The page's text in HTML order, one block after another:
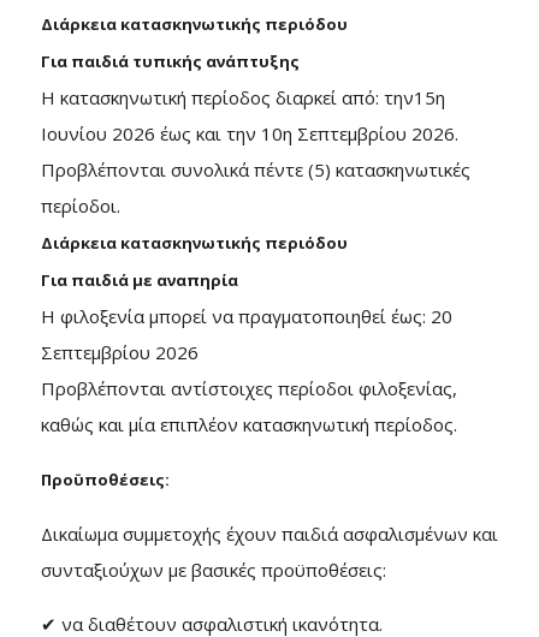
Διάρκεια κατασκηνωτικής περιόδου
Για παιδιά τυπικής ανάπτυξης
Η κατασκηνωτική περίοδος διαρκεί από: την15η
Ιουνίου 2026 έως και την 10η Σεπτεμβρίου 2026.
Προβλέπονται συνολικά πέντε (5) κατασκηνωτικές
περίοδοι.
Διάρκεια κατασκηνωτικής περιόδου
Για παιδιά με αναπηρία
Η φιλοξενία μπορεί να πραγματοποιηθεί έως: 20
Σεπτεμβρίου 2026
Προβλέπονται αντίστοιχες περίοδοι φιλοξενίας,
καθώς και μία επιπλέον κατασκηνωτική περίοδος.
Προϋποθέσεις:
Δικαίωμα συμμετοχής έχουν παιδιά ασφαλισμένων και
συνταξιούχων με βασικές προϋποθέσεις:
✔ να διαθέτουν ασφαλιστική ικανότητα.